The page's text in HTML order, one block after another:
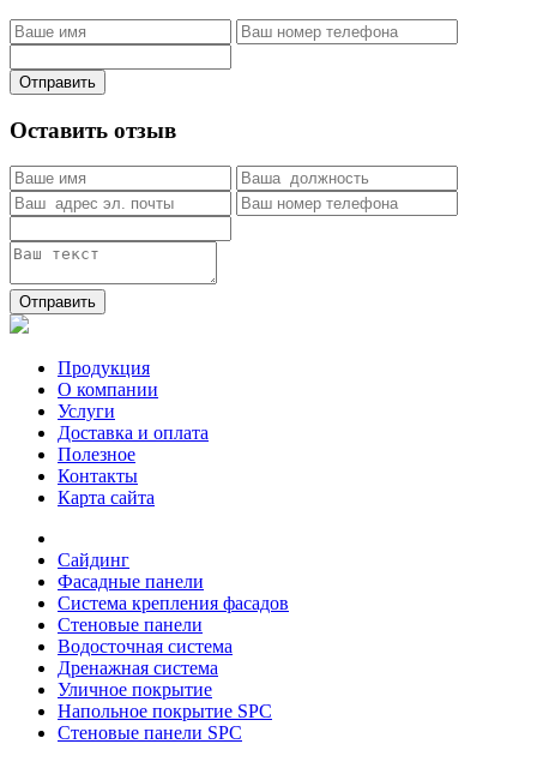
Отправить
Оставить отзыв
Отправить
Продукция
О компании
Услуги
Доставка и оплата
Полезное
Контакты
Карта сайта
Сайдинг
Фасадные панели
Система крепления фасадов
Стеновые панели
Водосточная система
Дренажная система
Уличное покрытие
Напольное покрытие SPC
Стеновые панели SPC